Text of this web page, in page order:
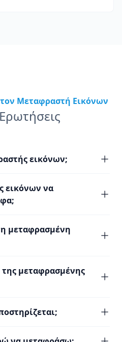
τον Μεταφραστή Εικόνων
εικόνων;
εικόνων να
μεταφρασμένη
της μεταφρασμένης